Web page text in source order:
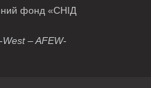
фонд «СНІД
– AFEW-